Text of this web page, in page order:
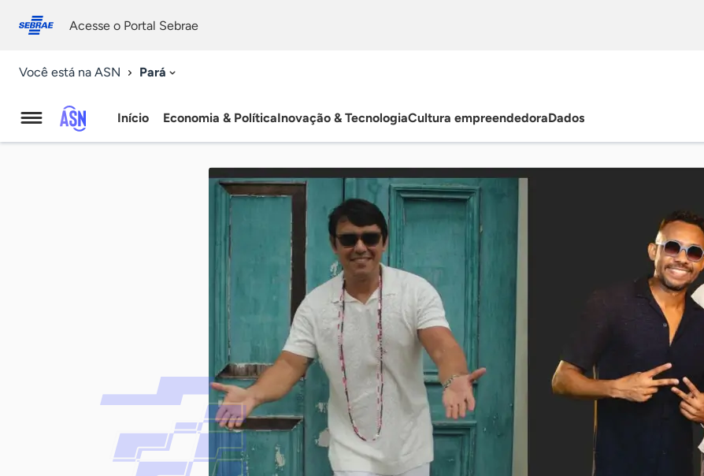
conosco
Acesse o Portal Sebrae
Você está na ASN Pará
Agência
Início Economia & PolíticaInovação & TecnologiaCultura empreendedoraDados